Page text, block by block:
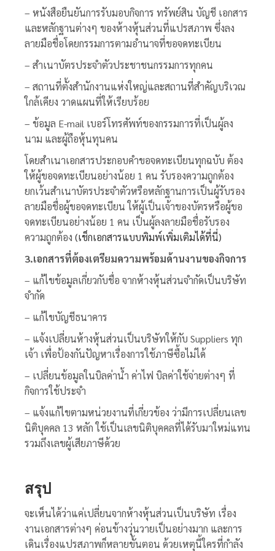
– หนังสือยืนยันการรับมอบกิจการ ทรัพย์สิน บัญชี เอกสาร
และหลักฐานต่างๆ ของห้างหุ้นส่วนที่แปรสภาพ ซึ่งลง
ลายมือชื่อโดยกรรมการตามอำนาจที่ขอจดทะเบียน
– สำเนาบัตรประจำตัวประชาชนกรรมการทุกคน
– สถานที่ตั้งสำนักงานแห่งใหญ่และสถานที่สำคัญบริเวณ
ใกล้เคียง วาดแผนที่ให้เรียบร้อย
– ข้อมูล E-mail เบอร์โทรศัพท์ของกรรมการที่เป็นผู้ลง
นาม และผู้ถือหุ้นทุนคน
โดยสำเนาเอกสารประกอบคำขอจดทะเบียนทุกฉบับ ต้อง
ให้ผู้ขอจดทะเบียนอย่างน้อย 1 คน รับรองความถูกต้อง
ยกเว้นสำเนาบัตรประจำตัวหรือหลักฐานการเป็นผู้รับรอง
ลายมือชื่อผู้ขอจดทะเบียน ให้ผู้เป็นเจ้าของบัตรหรือผู้ขอ
จดทะเบียนอย่างน้อย 1 คน เป็นผู้ลงลายมือชื่อรับรอง
ความถูกต้อง (เช็กเอกสารแบบพิมพ์เพิ่มเติมได้ที่นี่)
3.เอกสารที่ต้องเตรียมความพร้อมด้านงานของกิจการ
– แก้ไขข้อมูลเกี่ยวกับชื่อ จากห้างหุ้นส่วนจำกัดเป็นบริษัท
จำกัด
– แก้ไขบัญชีธนาคาร
– แจ้งเปลี่ยนห้างหุ้นส่วนเป็นบริษัทให้กับ Suppliers ทุก
เจ้า เพื่อป้องกันปัญหาเรื่องการใช้ภาษีซื้อไม่ได้
– เปลี่ยนข้อมูลในบิลค่าน้ำ ค่าไฟ บิลค่าใช้จ่ายต่างๆ ที่
กิจการใช้ประจำ
– แจ้งแก้ไขตามหน่วยงานที่เกี่ยวข้อง ว่ามีการเปลี่ยนเลข
นิติบุคคล 13 หลัก ใช้เป็นเลขนิติบุคคลที่ได้รับมาใหม่แทน
รวมถึงเลขผู้เสียภาษีด้วย
สรุป
จะเห็นได้ว่าแค่เปลี่ยนจากห้างหุ้นส่วนเป็นบริษัท เรื่อง
งานเอกสารต่างๆ ค่อนข้างวุ่นวายเป็นอย่างมาก และการ
เดินเรื่องแปรสภาพก็หลายขั้นตอน ด้วยเหตุนี้ใครที่กำลัง